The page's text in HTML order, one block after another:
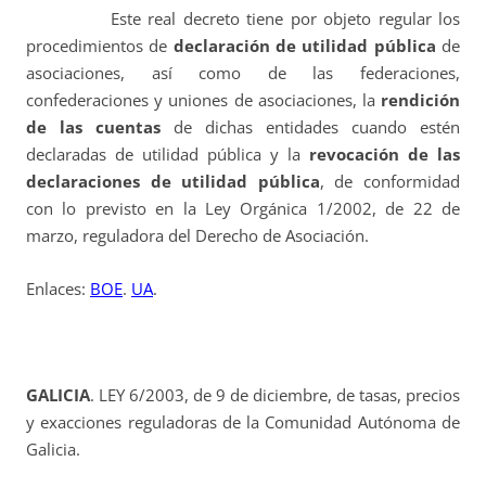
Este real decreto tiene por objeto regular los
procedimientos de declaración de utilidad pública de
asociaciones, así como de las federaciones,
confederaciones y uniones de asociaciones, la rendición
de las cuentas de dichas entidades cuando estén
declaradas de utilidad pública y la revocación de las
declaraciones de utilidad pública, de conformidad
con lo previsto en la Ley Orgánica 1/2002, de 22 de
marzo, reguladora del Derecho de Asociación.
Enlaces: BOE. UA.
GALICIA. LEY 6/2003, de 9 de diciembre, de tasas, precios
y exacciones reguladoras de la Comunidad Autónoma de
Galicia.